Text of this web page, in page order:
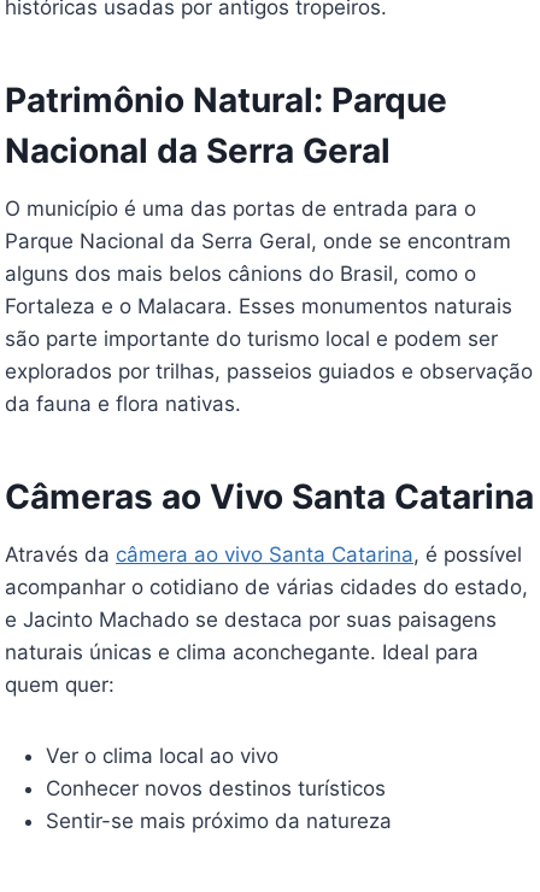
históricas usadas por antigos tropeiros.
Patrimônio Natural: Parque
Nacional da Serra Geral
O município é uma das portas de entrada para o
Parque Nacional da Serra Geral, onde se encontram
alguns dos mais belos cânions do Brasil, como o
Fortaleza e o Malacara. Esses monumentos naturais
são parte importante do turismo local e podem ser
explorados por trilhas, passeios guiados e observação
da fauna e flora nativas.
Câmeras ao Vivo Santa Catarina
Através da câmera ao vivo Santa Catarina, é possível
acompanhar o cotidiano de várias cidades do estado,
e Jacinto Machado se destaca por suas paisagens
naturais únicas e clima aconchegante. Ideal para
quem quer:
Ver o clima local ao vivo
Conhecer novos destinos turísticos
Sentir-se mais próximo da natureza